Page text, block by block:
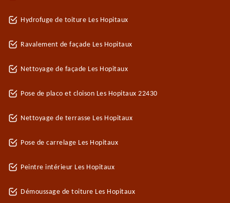
Hydrofuge de toiture Les Hopitaux
Ravalement de façade Les Hopitaux
Nettoyage de façade Les Hopitaux
Pose de placo et cloison Les Hopitaux 22430
Nettoyage de terrasse Les Hopitaux
Pose de carrelage Les Hopitaux
Peintre intérieur Les Hopitaux
Démoussage de toiture Les Hopitaux